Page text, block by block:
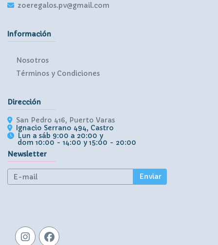
zoeregalos.pv@gmail.com
Información
Nosotros
Términos y Condiciones
Dirección
San Pedro 416, Puerto Varas
Ignacio Serrano 494, Castro
Lun a sáb 9:00 a 20:00 y
dom 10:00 - 14:00 y 15:00 - 20:00
Newsletter
Enviar